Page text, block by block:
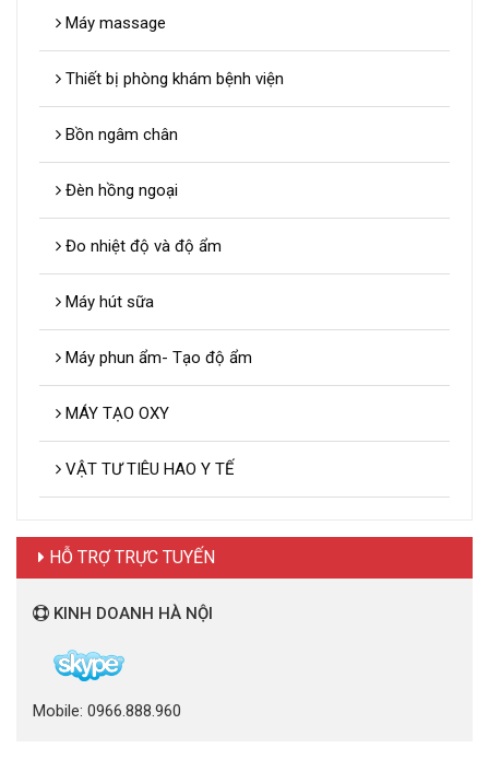
Máy massage
Thiết bị phòng khám bệnh viện
Bồn ngâm chân
Đèn hồng ngoại
Đo nhiệt độ và độ ẩm
Máy hút sữa
Máy phun ẩm- Tạo độ ẩm
MÁY TẠO OXY
VẬT TƯ TIÊU HAO Y TẾ
HỖ TRỢ TRỰC TUYẾN
KINH DOANH HÀ NỘI
Mobile: 0966.888.960